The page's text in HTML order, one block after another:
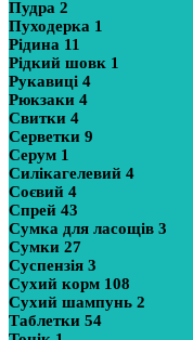
Пудра 2
Пуходерка 1
Рідина 11
Рідкий шовк 1
Рукавиці 4
Рюкзаки 4
Свитки 4
Серветки 9
Серум 1
Силікагелевий 4
Соєвий 4
Спрей 43
Сумка для ласощів 3
Сумки 27
Суспензія 3
Сухий корм 108
Сухий шампунь 2
Таблетки 54